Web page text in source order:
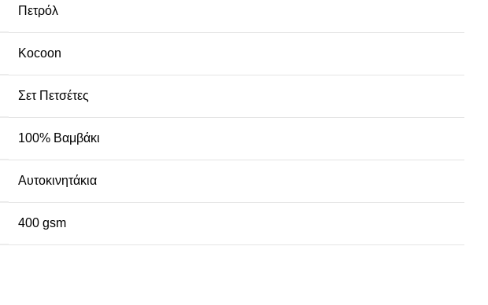
Πετρόλ
Kocoon
Σετ Πετσέτες
100% Βαμβάκι
Αυτοκινητάκια
400 gsm